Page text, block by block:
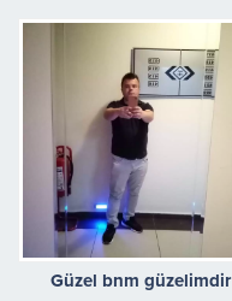
Güzel bnm güzelimdir